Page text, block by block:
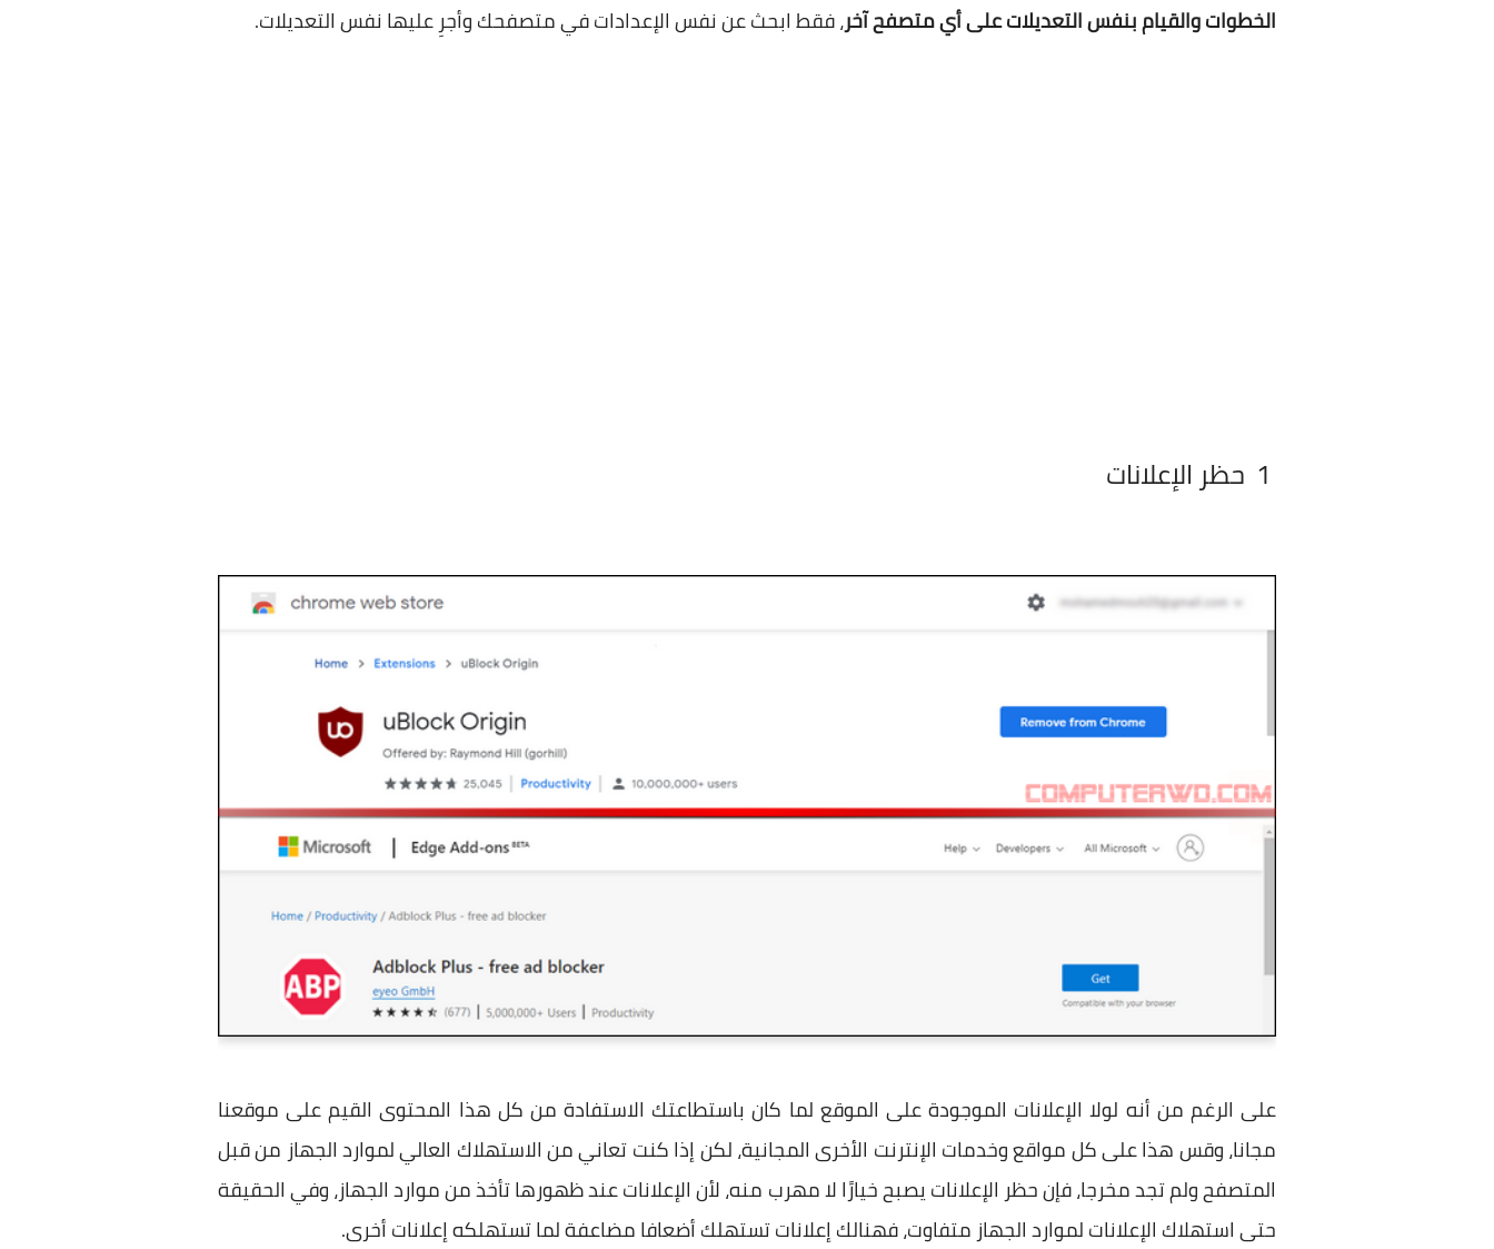
الخطوات والقيام بنفس التعديلات على أي متصفح آخر، فقط ابحث عن نفس الإعدادات في متصفحك وأجرِ عليها نفس التعديلات.
حظر الإعلانات
على الرغم من أنه لولا الإعلانات الموجودة على الموقع لما كان باستطاعتك الاستفادة من كل هذا المحتوى القيم على موقعنا
مجانا، وقس هذا على كل مواقع وخدمات الإنترنت الأخرى المجانية، لكن إذا كنت تعاني من الاستهلاك العالي لموارد الجهاز من قبل
المتصفح ولم تجد مخرجا، فإن حظر الإعلانات يصبح خيارًا لا مهرب منه، لأن الإعلانات عند ظهورها تأخذ من موارد الجهاز، وفي الحقيقة
حتى استهلاك الإعلانات لموارد الجهاز متفاوت، فهنالك إعلانات تستهلك أضعافا مضاعفة لما تستهلكه إعلانات أخرى.